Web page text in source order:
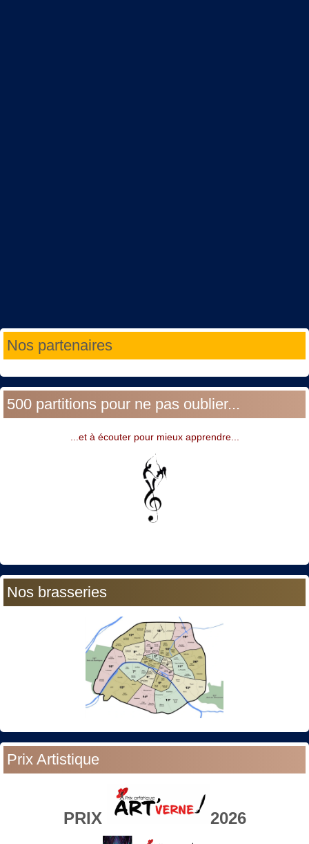
Nos partenaires
500 partitions pour ne pas oublier...
...et à écouter pour mieux apprendre...
Nos brasseries
Prix Artistique
PRIX 2026
Année
précédente
Mois
précédent
Année
suivante
Mois
suivant